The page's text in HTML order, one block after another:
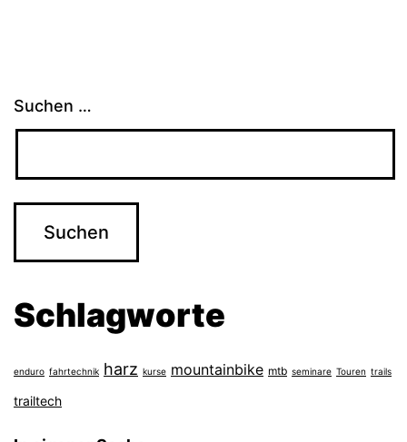
Suchen …
Schlagworte
enduro fahrtechnik harz kurse mountainbike mtb seminare Touren trails
trailtech